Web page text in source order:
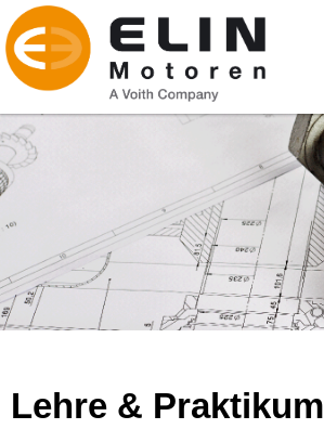
Lehre & Praktikum